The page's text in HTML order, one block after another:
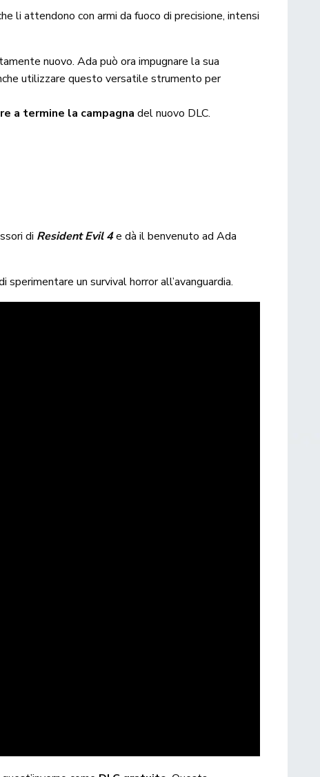
li attendono con armi da fuoco di precisione, intensi
nuovo. Ada può ora impugnare la sua
utilizzare questo versatile strumento per
a termine la campagna del nuovo DLC.
di Resident Evil 4e dà il benvenuto ad Ada
un survival horror all’avanguardia.